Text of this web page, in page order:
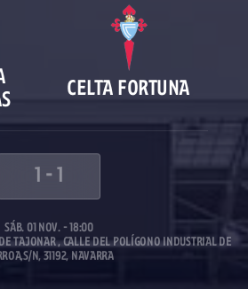
CELTA FORTUNA
1 -1
SÁB. 01 NOV. - 18:00
TAJONAR , CALLE DEL POLÍGONO INDUSTRIAL DE
N, 31192, NAVARRA